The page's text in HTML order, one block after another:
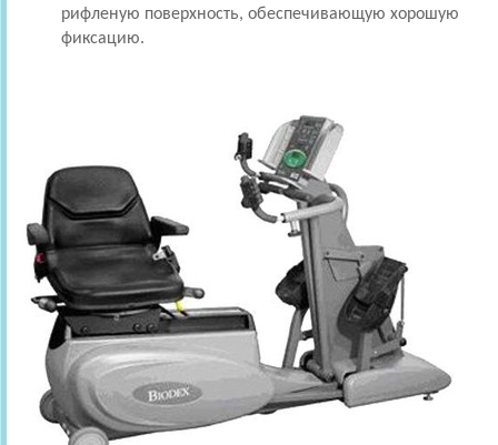
рифленую поверхность, обеспечивающую хорошую
фиксацию.